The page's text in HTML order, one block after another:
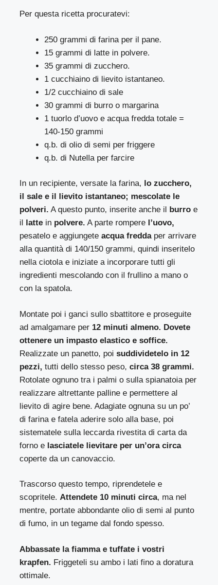
Per questa ricetta procuratevi:
250 grammi di farina per il pane.
15 grammi di latte in polvere.
35 grammi di zucchero.
1 cucchiaino di lievito istantaneo.
1/2 cucchiaino di sale
30 grammi di burro o margarina
1 tuorlo d’uovo e acqua fredda totale =
140-150 grammi
q.b. di olio di semi per friggere
q.b. di Nutella per farcire
In un recipiente, versate la farina, lo zucchero,
il sale e il lievito istantaneo; mescolate le
polveri. A questo punto, inserite anche il burro e
il latte in polvere. A parte rompere l’uovo,
pesatelo e aggiungeteacqua freddaper arrivare
alla quantità di 140/150 grammi, quindi inseritelo
nella ciotola e iniziate a incorporare tutti gli
ingredienti mescolando con il frullino a mano o
con la spatola.
Montate poi i ganci sullo sbattitore e proseguite
ad amalgamare per 12 minuti almeno. Dovete
ottenere un impasto elastico e soffice.
Realizzate un panetto, poisuddividetelo in 12
pezzi, tutti dello stesso peso, circa 38 grammi.
Rotolate ognuno tra i palmi o sulla spianatoia per
realizzare altrettante palline e permettere al
lievito di agire bene. Adagiate ognuna su un po’
di farina e fatela aderire solo alla base, poi
sistematele sulla leccarda rivestita di carta da
forno e lasciatele lievitare per un’ora circa
coperte da un canovaccio.
Trascorso questo tempo, riprendetele e
scopritele.Attendete 10 minuti circa, ma nel
mentre, portate abbondante olio di semi al punto
di fumo, in un tegame dal fondo spesso.
Abbassate la fiamma e tuffate i vostri
krapfen. Friggeteli su ambo i lati fino a doratura
ottimale.